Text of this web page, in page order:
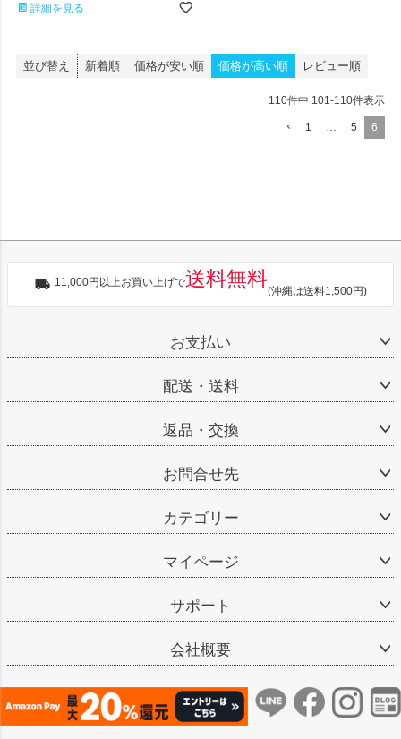
詳細を見る
並び替え 新着順 価格が安い順 価格が高い順 レビュー順
110件中 101 -110件表示
1 5 6
11,000円以上お買い上げで送料無料
(沖縄は送料1,500円)
お支払い
配送・送料
返品・交換
お問合せ先
カテゴリー
マイページ
サポート
会社概要